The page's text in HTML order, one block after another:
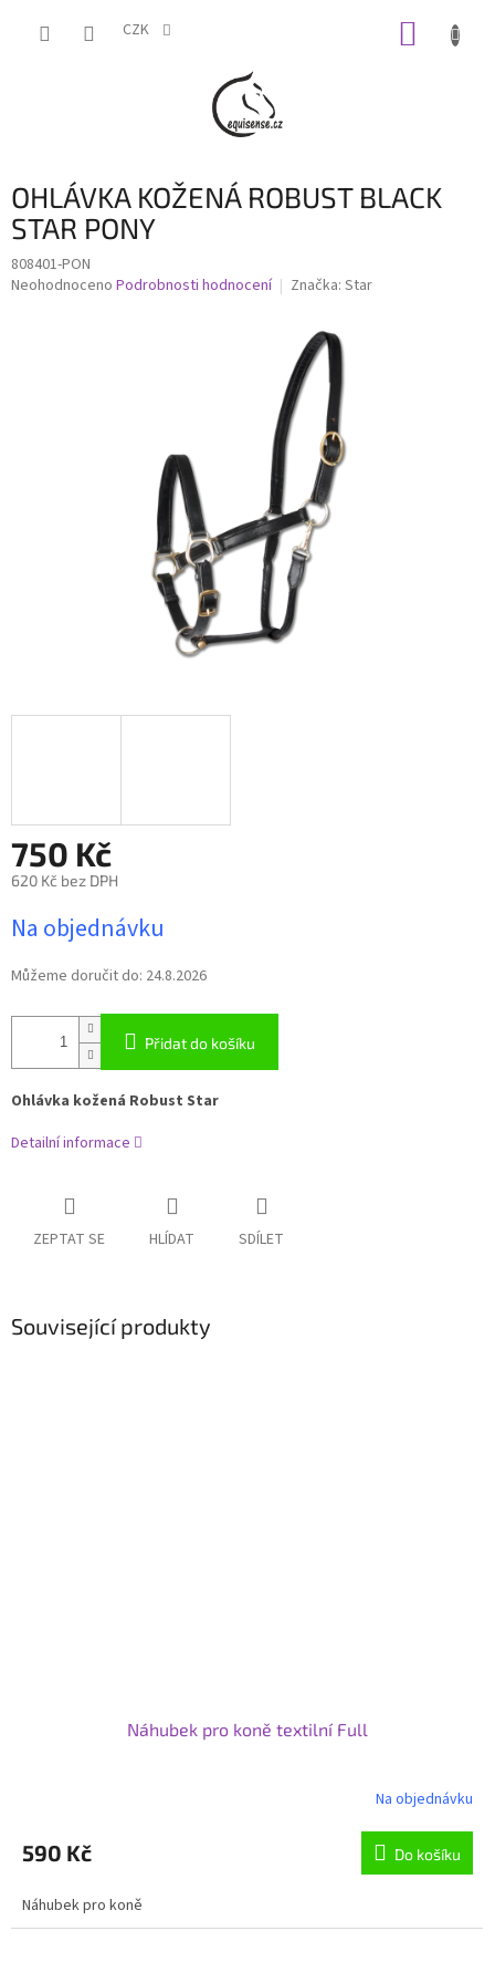
CZK
OHLÁVKA KOŽENÁ ROBUST BLACK
STAR PONY
808401-PON
Průměrné
Neohodnoceno Podrobnosti hodnocení Značka: Star
750 Kč
620 Kč bez DPH
cena:
Na objednávku
Můžeme doručit do: 24.8.2026
Přidat do košíku
Ohlávka kožená Robust Star
Detailní informace
ZEPTAT SE HLÍDAT SDÍLET
Související produkty
Náhubek pro koně textilní Full
Na objednávku
590 Kč Do košíku
Náhubek pro koně